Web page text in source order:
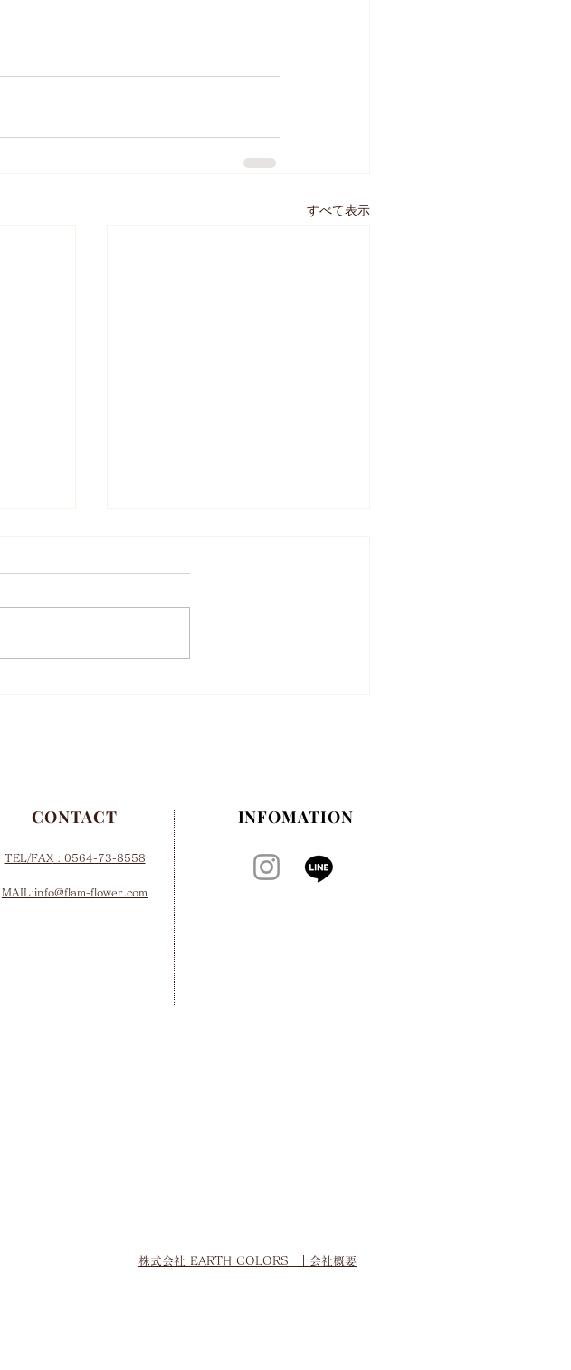
すべて表示
CONTACT
TEL/FAX: 0564-73-8558
MAIL:info@flam-flower.com
INFOMATION​
株式会社 EARTH COLORS ｜会社概要